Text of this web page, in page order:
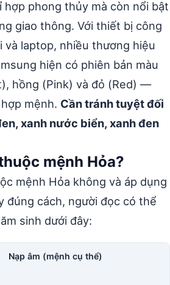
hợp phong thủy mà còn nổi bật
giao thông. Với thiết bị công
và laptop, nhiều thương hiệu
hiện có phiên bản màu
hồng (Pink) và đỏ (Red) —
mệnh. Cần tránh tuyệt đối
xanh nước biển, xanh đen
mệnh Hỏa?
mệnh Hỏa không và áp dụng
đúng cách, người đọc có thể
sinh dưới đây:
Nạp âm (mệnh cụ thể)